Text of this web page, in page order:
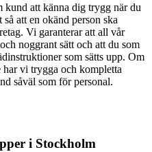
att känna dig trygg när du
att en okänd person ska
Vi garanterar att all vår
noggrant sätt och att du som
som sätts upp. Om
vi trygga och kompletta
såväl som för personal.
i Stockholm